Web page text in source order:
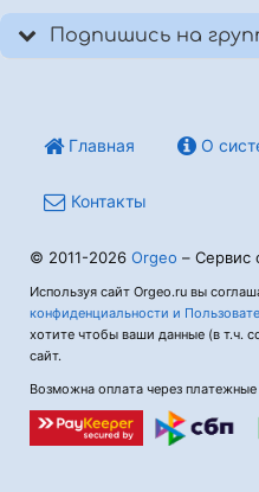
Подпишись на
Главная О
Контакты
© 2011-2026 Orgeo – Сервис
Используя сайт Orgeo.ru вы
конфиденциальности и
хотите чтобы ваши данные (в т.ч.
сайт.
Возможна оплата через